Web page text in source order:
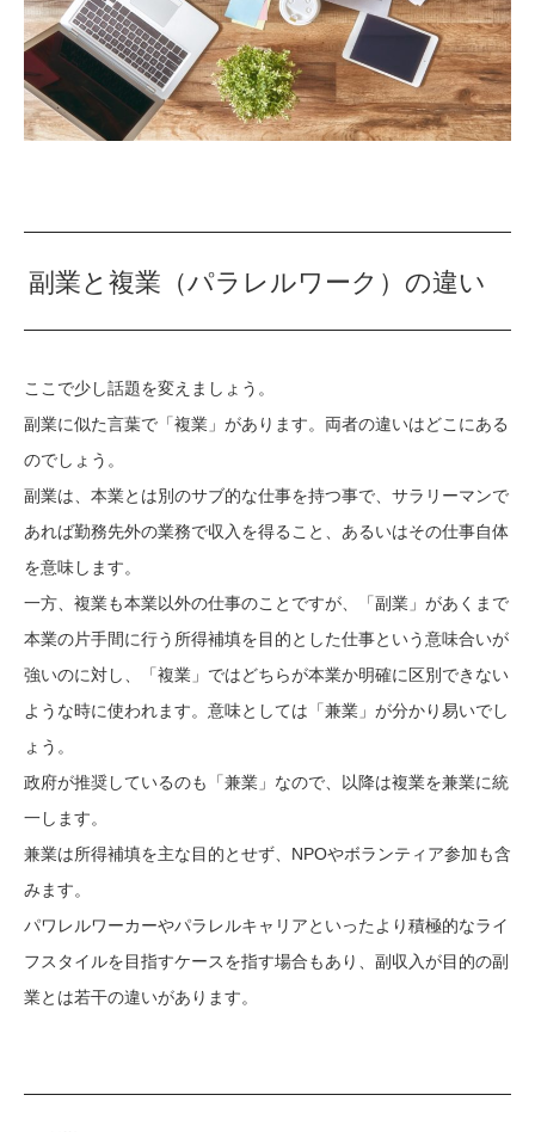
副業と複業（パラレルワーク）の違い
ここで少し話題を変えましょう。
副業に似た言葉で「複業」があります。両者の違いはどこにある
のでしょう。
副業は、本業とは別のサブ的な仕事を持つ事で、サラリーマンで
あれば勤務先外の業務で収入を得ること、あるいはその仕事自体
を意味します。
一方、複業も本業以外の仕事のことですが、「副業」があくまで
本業の片手間に行う所得補填を目的とした仕事という意味合いが
強いのに対し、「複業」ではどちらが本業か明確に区別できない
ような時に使われます。意味としては「兼業」が分かり易いでし
ょう。
政府が推奨しているのも「兼業」なので、以降は複業を兼業に統
一します。
兼業は所得補填を主な目的とせず、NPOやボランティア参加も含
みます。
パワレルワーカーやパラレルキャリアといったより積極的なライ
フスタイルを目指すケースを指す場合もあり、副収入が目的の副
業とは若干の違いがあります。